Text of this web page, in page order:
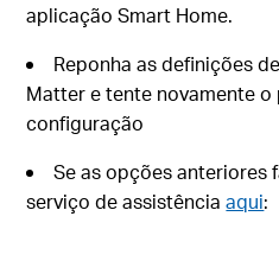
aplicação Smart Home.
Reponha as definições
Matter e tente novamente o
configuração
Se as opções anteriores
serviço de assistênciaaqui: